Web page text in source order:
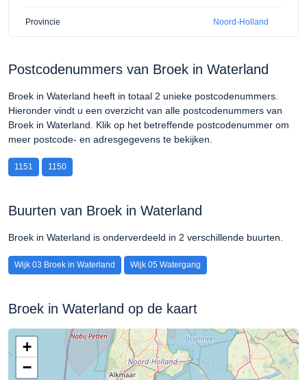
Provincie Noord-Holland
Postcodenummers van Broek in Waterland
Broek in Waterland heeft in totaal 2 unieke postcodenummers.
Hieronder vindt u een overzicht van alle postcodenummers van
Broek in Waterland. Klik op het betreffende postcodenummer om
meer postcode- en adresgegevens te bekijken.
1151 1150
Buurten van Broek in Waterland
Broek in Waterland is onderverdeeld in 2 verschillende buurten.
Wijk 03 Broek in Waterland Wijk 05 Watergang
Broek in Waterland op de kaart
+
−